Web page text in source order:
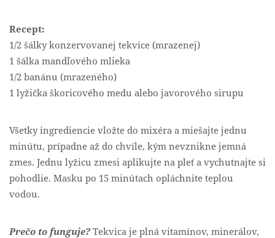
Recept:
1/2 šálky konzervovanej tekvice (mrazenej)
1 šálka mandľového mlieka
1/2 banánu (mrazeného)
1 lyžička škoricového medu alebo javorového sirupu
Všetky ingrediencie vložte do mixéra a miešajte jednu
minútu, prípadne až do chvíle, kým nevznikne jemná
zmes. Jednu lyžicu zmesi aplikujte na pleť a vychutnajte si
pohodlie. Masku po 15 minútach opláchnite teplou
vodou.
Prečo to funguje?Tekvica je plná vitamínov, minerálov,